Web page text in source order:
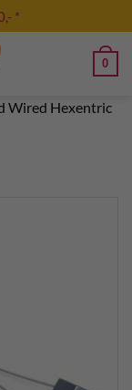
*
0
Wired Hexentric